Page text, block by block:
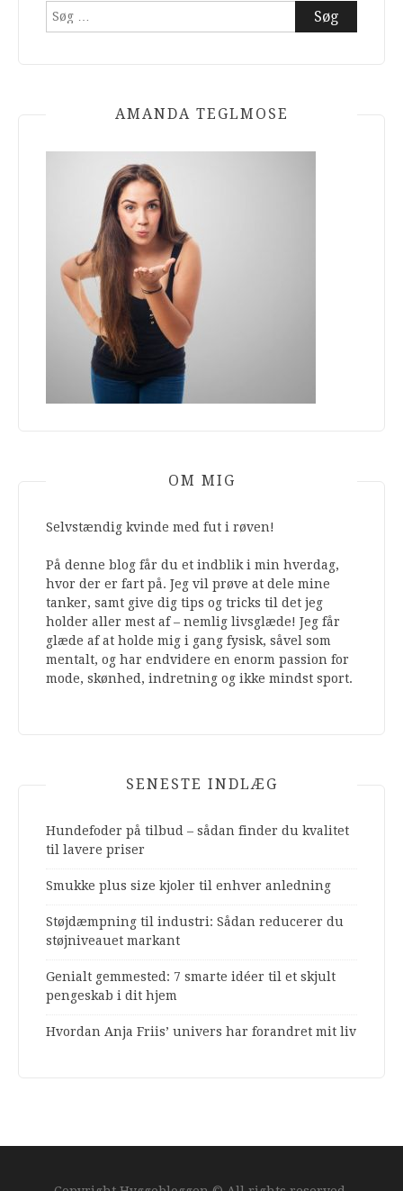
Søg
efter:
AMANDA TEGLMOSE
OM MIG
Selvstændig kvinde med fut i røven!
På denne blog får du et indblik i min hverdag,
hvor der er fart på. Jeg vil prøve at dele mine
tanker, samt give dig tips og tricks til det jeg
holder aller mest af – nemlig livsglæde! Jeg får
glæde af at holde mig i gang fysisk, såvel som
mentalt, og har endvidere en enorm passion for
mode, skønhed, indretning og ikke mindst sport.
SENESTE INDLÆG
Hundefoder på tilbud – sådan finder du kvalitet
til lavere priser
Smukke plus size kjoler til enhver anledning
Støjdæmpning til industri: Sådan reducerer du
støjniveauet markant
Genialt gemmested: 7 smarte idéer til et skjult
pengeskab i dit hjem
Hvordan Anja Friis’ univers har forandret mit liv